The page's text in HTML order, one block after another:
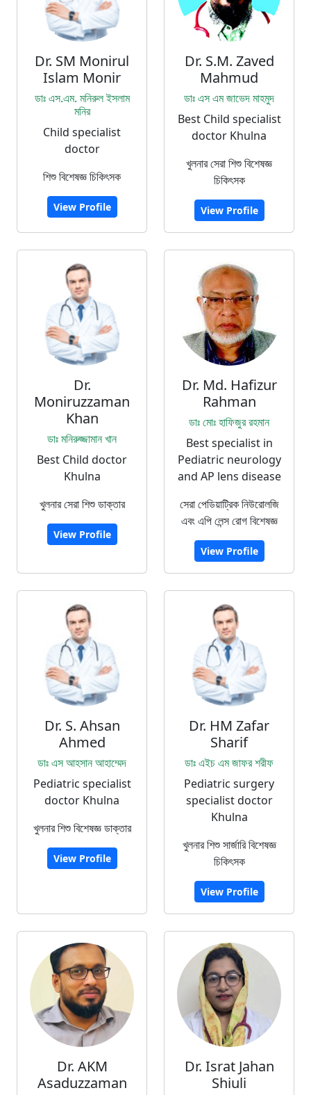
Dr. SM Monirul
Islam Monir
ডাঃ এস.এম. মনিরুল ইসলাম
মনির
Child specialist
doctor
শিশু বিশেষজ্ঞ চিকিৎসক
View Profile
Dr. S.M. Zaved
Mahmud
ডাঃ এস এম জাভেদ মাহমুদ
Best Child specialist
doctor Khulna
খুলনার সেরা শিশু বিশেষজ্ঞ
চিকিৎসক
View Profile
Dr.
Moniruzzaman
Khan
ডাঃ মনিরুজ্জামান খান
Best Child doctor
Khulna
খুলনার সেরা শিশু ডাক্তার
View Profile
Dr. Md. Hafizur
Rahman
ডাঃ মোঃ হাফিজুর রহমান
Best specialist in
Pediatric neurology
and AP lens disease
সেরা পেডিয়াট্রিক নিউরোলজি
এবং এপি লেন্স রোগ বিশেষজ্ঞ
View Profile
Dr. S. Ahsan
Ahmed
ডাঃ এস আহসান আহাম্মেদ
Pediatric specialist
doctor Khulna
খুলনার শিশু বিশেষজ্ঞ ডাক্তার
View Profile
Dr. HM Zafar
Sharif
ডাঃ এইচ এম জাফর শরীফ
Pediatric surgery
specialist doctor
Khulna
খুলনার শিশু সার্জারি বিশেষজ্ঞ
চিকিৎসক
View Profile
Dr. AKM
Asaduzzaman
Dr. Israt Jahan
Shiuli